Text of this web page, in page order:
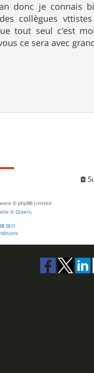
donc je connais
collègues
tout seul c'est
ce sera avec
© phpBB Limited
© Qiaeru
SEO